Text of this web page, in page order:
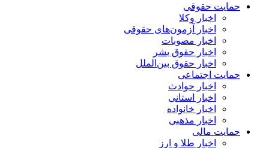
حمایت حقوقی
اخبار وکلا
اخبار آزمون‌های حقوقی
اخبار مصوبات
اخبار حقوق بشر
اخبار حقوق بین‌الملل
حمایت اجتماعی
اخبار حوادث
اخبار استانی
اخبار خانواده
اخبار مذهبی
حمایت مالی
اخبار طلا و ارز